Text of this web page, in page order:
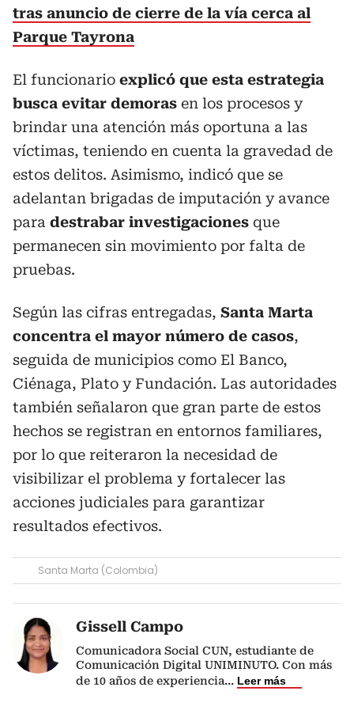
tras anuncio de cierre de la vía cerca al
Parque Tayrona
El funcionario explicó que esta estrategia
busca evitar demoras en los procesos y
brindar una atención más oportuna a las
víctimas, teniendo en cuenta la gravedad de
estos delitos. Asimismo, indicó que se
adelantan brigadas de imputación y avance
para destrabar investigaciones que
permanecen sin movimiento por falta de
pruebas.
Según las cifras entregadas, Santa Marta
concentra el mayor número de casos,
seguida de municipios como El Banco,
Ciénaga, Plato y Fundación. Las autoridades
también señalaron que gran parte de estos
hechos se registran en entornos familiares,
por lo que reiteraron la necesidad de
visibilizar el problema y fortalecer las
acciones judiciales para garantizar
resultados efectivos.
Santa Marta (Colombia)
Gissell Campo
Comunicadora Social CUN, estudiante de
Comunicación Digital UNIMINUTO. Con más
de 10 años de experiencia... Leer más